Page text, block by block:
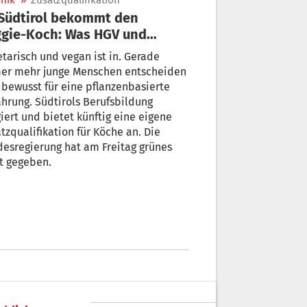
Koch: Was HGV und
dazu sagen
und vegan ist in. Gerade
mehr junge Menschen entscheiden
für eine pflanzenbasierte
Südtirols Berufsbildung
künftig eine eigene
für Köche an. Die
hat am Freitag grünes
gegeben.